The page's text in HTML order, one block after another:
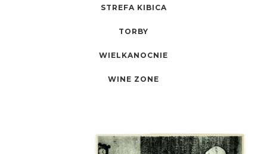
STREFA KIBICA
TORBY
WIELKANOCNIE
WINE ZONE